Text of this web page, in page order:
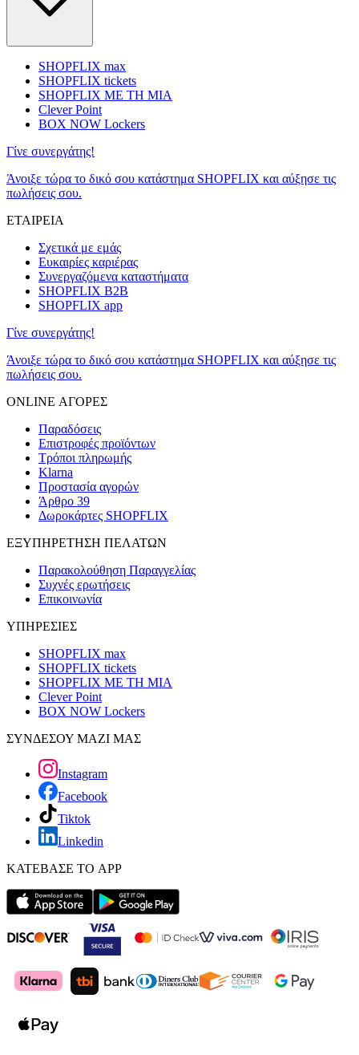
SHOPFLIX max
SHOPFLIX tickets
SHOPFLIX ΜΕ ΤΗ ΜΙΑ
Clever Point
BOX NOW Lockers
Γίνε συνεργάτης!
Άνοιξε τώρα το δικό σου κατάστημα SHOPFLIX και αύξησε τις
πωλήσεις σου.
ΕΤΑΙΡΕΙΑ
Σχετικά με εμάς
Ευκαιρίες καριέρας
Συνεργαζόμενα καταστήματα
SHOPFLIX B2B
SHOPFLIX app
Γίνε συνεργάτης!
Άνοιξε τώρα το δικό σου κατάστημα SHOPFLIX και αύξησε τις
πωλήσεις σου.
ONLINE ΑΓΟΡΕΣ
Παραδόσεις
Επιστροφές προϊόντων
Τρόποι πληρωμής
Klarna
Προστασία αγορών
Άρθρο 39
Δωροκάρτες SHOPFLIX
ΕΞΥΠΗΡΕΤΗΣΗ ΠΕΛΑΤΩΝ
Παρακολούθηση Παραγγελίας
Συχνές ερωτήσεις
Επικοινωνία
ΥΠΗΡΕΣΙΕΣ
SHOPFLIX max
SHOPFLIX tickets
SHOPFLIX ΜΕ ΤΗ ΜΙΑ
Clever Point
BOX NOW Lockers
ΣΥΝΔΕΣΟΥ ΜΑΖΙ ΜΑΣ
Instagram
Facebook
Tiktok
Linkedin
ΚΑΤΕΒΑΣΕ ΤΟ APP